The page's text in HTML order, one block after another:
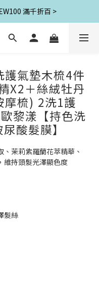
滿千折百 >
氣墊木梳4件
X2＋絲絨牡丹
摩梳) 2洗1護
黎漾【持色洗
酸髮膜】
茉莉紫羅蘭花萃精華、
維持頭髮光澤顯色度
髮絲